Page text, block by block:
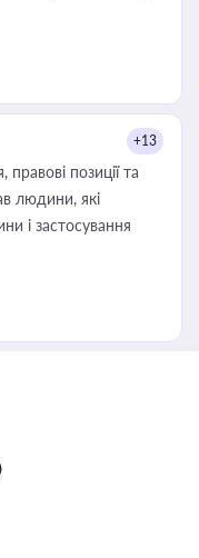
+13
позиції та
людини, які
і застосування